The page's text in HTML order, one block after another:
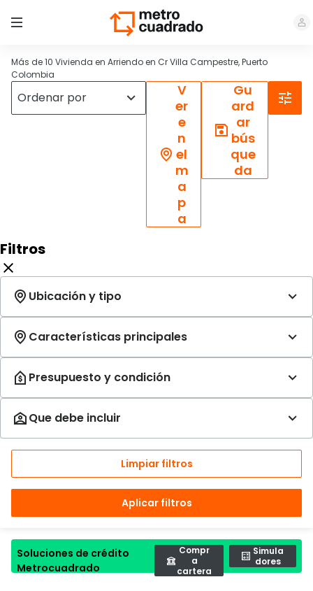
Más de 10 Vivienda en Arriendo en Cr Villa Campestre, Puerto
Colombia
V
er
e
n
el
m
a
p
a
Gu
ard
ar
bús
que
da
Filtros
Limpiar filtros
Aplicar filtros
Soluciones de crédito
Metrocuadrado
Compr
a
cartera
Simula
dores